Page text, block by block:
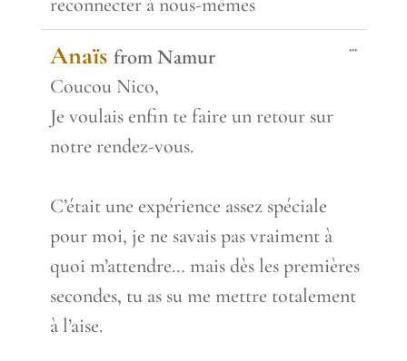
Anaïs fromNamur
Coucou Nico,
Je voulais enfin te faire un retour sur
notre rendez-vous.
C’était une expérience assez spéciale
pour moi, je ne savais pas vraiment à
quoi m’attendre… mais dès les premières
secondes, tu as su me mettre totalement
à l’aise.
...Toggle